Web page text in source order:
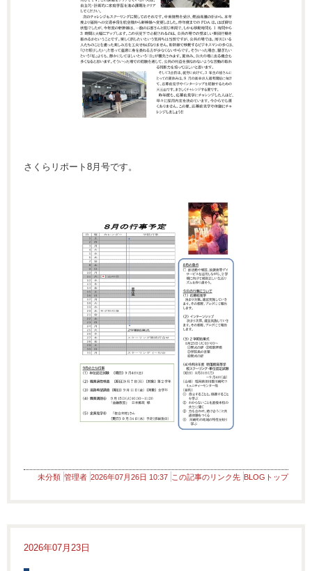
さくらリポート8月号です。
未分類 管理者 2026年07月26日 10:37 この記事のリンク先 BLOGトップ
2026年07月23日